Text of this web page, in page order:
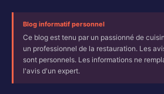
Blog informatif personnel
Ce blog est tenu par un passionné de
un professionnel de la restauration. Les
sont personnels. Les informations ne
l'avis d'un expert.